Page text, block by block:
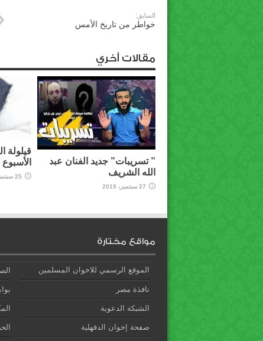
السابق:
خواطر من تاريخ الأمس
مقالات أخري
” تسريبات” جديد الفنان عبد
الله الشريف
27 سبتمبر، 2019
قيلولة
25 سبتمبر، 2019
مواقع مختارة
الموقع الرسمي للاخوان المسلمين
نافذة مصر
الشبكة الدعوية
صفحة إخوان الدقهلية